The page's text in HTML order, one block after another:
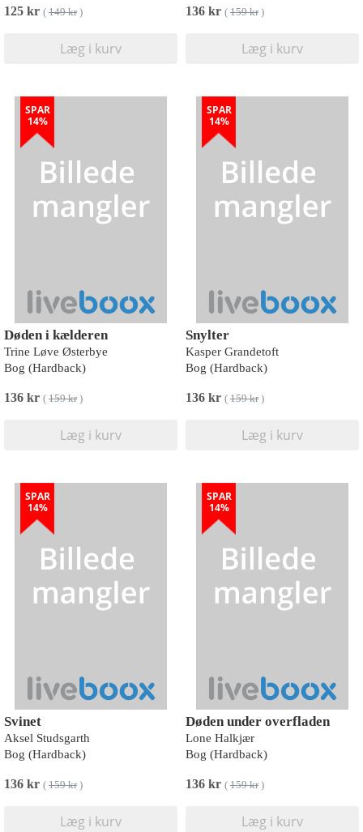
125 kr ( 149 kr)
Læg i kurv
136 kr ( 159 kr)
Læg i kurv
SPAR
14%
Døden i kælderen
Trine Løve Østerbye
Bog (Hardback)
136 kr ( 159 kr)
Læg i kurv
SPAR
14%
Snylter
Kasper Grandetoft
Bog (Hardback)
136 kr ( 159 kr)
Læg i kurv
SPAR
14%
Svinet
Aksel Studsgarth
Bog (Hardback)
136 kr ( 159 kr)
Læg i kurv
SPAR
14%
Døden under overfladen
Lone Halkjær
Bog (Hardback)
136 kr ( 159 kr)
Læg i kurv